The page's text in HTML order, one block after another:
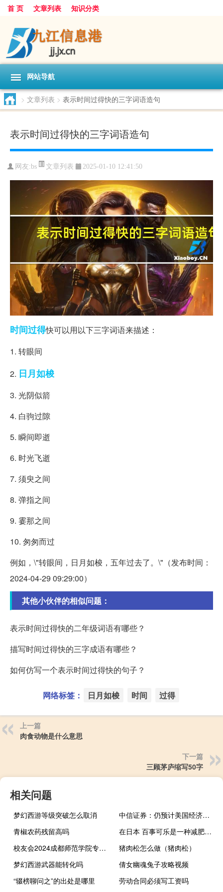
首 页 文章列表 知识分类
网站导航
> 文章列表 > 表示时间过得快的三字词语造句
表示时间过得快的三字词语造句
网友:bs 文章列表 2025-01-10 12:41:50
时间过得快可以用以下三字词语来描述：
1. 转眼间
2. 日月如梭
3. 光阴似箭
4. 白驹过隙
5. 瞬间即逝
6. 时光飞逝
7. 须臾之间
8. 弹指之间
9. 霎那之间
10. 匆匆而过
例如，\"转眼间，日月如梭，五年过去了。\"（发布时间：
2024-04-29 09:29:00）
其他小伙伴的相似问题：
表示时间过得快的二年级词语有哪些？
描写时间过得快的三字成语有哪些？
如何仿写一个表示时间过得快的句子？
网络标签： 日月如梭 时间 过得
上一篇
肉食动物是什么意思
下一篇
三顾茅庐缩写50字
相关问题
梦幻西游等级突破怎么取消
中信证券：仍预计美国经济内生动能将在四季度走弱 欧央行本轮加息周期或已结束
青椒农药残留高吗
在日本 百事可乐是一种减肥苏打水
校友会2024成都师范学院专业排名
猪肉松怎么做（猪肉松）
梦幻西游武器能转化吗
倩女幽魂兔子攻略视频
“辍榜聊问之”的出处是哪里
劳动合同必须写工资吗